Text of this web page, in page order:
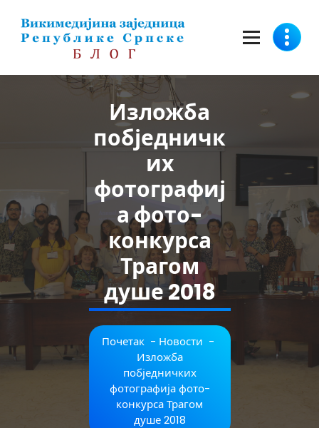
садржај
Изложба
побједничк
их
фотографиј
а фото-
конкурса
Трагом
душе 2018
Почетак - Новости -
Изложба
побједничких
фотографија фото-
конкурса Трагом
душе 2018